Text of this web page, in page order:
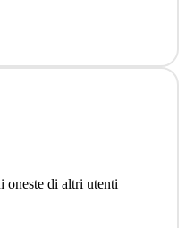
oneste di altri utenti